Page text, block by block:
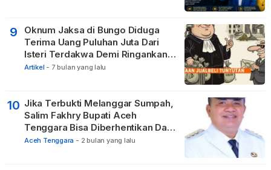
9
Oknum Jaksa di Bungo Diduga
Terima Uang Puluhan Juta Dari
Isteri Terdakwa Demi Ringankan
Hukuman
Artikel - 7 bulan yang lalu
10 Jika Terbukti Melanggar Sumpah,
Salim Fakhry Bupati Aceh
Tenggara Bisa Diberhentikan Dari
Jabatannya
Aceh Tenggara - 2 bulan yang lalu